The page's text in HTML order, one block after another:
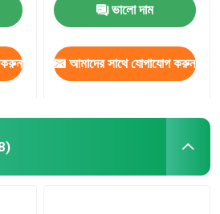
করুন
ভালো দাম
আমাদের সাথে যোগাযোগ করুন